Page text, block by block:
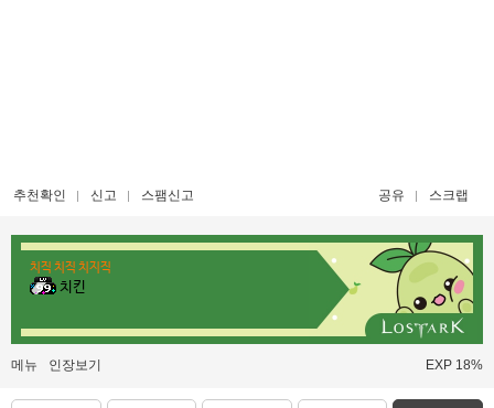
추천확인 신고 스팸신고 공유 스크랩
치직 치직 치지직
치킨
메뉴 인장보기 EXP 18%